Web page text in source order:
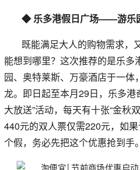
◆ 乐多港假日广场——游乐
既能满足大人的购物需求，
能想到哪里？这次推荐的是乐多
园、奥特莱斯、万豪酒店于一体
龙。即日起至本月29日，乐多港
大放送”活动，每天有十张“金秋
440元的双人票仅需220元，如
个假，务必先把这个优惠抢到手。